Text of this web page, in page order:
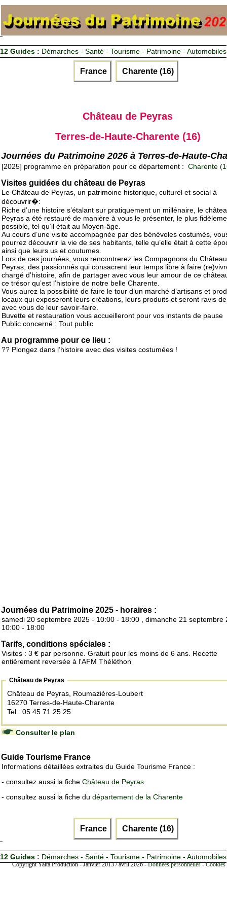
12 Guides : Démarches - Santé - Tourisme - Patrimoine - Automobiles
France Charente (16)
Château de Peyras
Terres-de-Haute-Charente (16)
Journées du Patrimoine 2026 à Terres-de-Haute-
[2025] programme en préparation pour ce département : Charente
Visites guidées du château de Peyras
Le Château de Peyras, un patrimoine historique, culturel et social à
découvrir�:
Riche d’une histoire s’étalant sur pratiquement un millénaire, le
Peyras a été restauré de manière à vous le présenter, le plus
possible, tel qu’il était au Moyen-âge.
Au cours d’une visite accompagnée par des bénévoles costumés,
pourrez découvrir la vie de ses habitants, telle qu’elle était à cette
ainsi que leurs us et coutumes.
Lors de ces journées, vous rencontrerez les Compagnons du
Peyras, des passionnés qui consacrent leur temps libre à faire
chargé d’histoire, afin de partager avec vous leur amour de ce
ce trésor qu’est l’histoire de notre belle Charente.
Vous aurez la possibilité de faire le tour d’un marché d’artisans et
locaux qui exposeront leurs créations, leurs produits et seront ravis
avec vous de leur savoir-faire.
Buvette et restauration vous accueilleront pour vos instants de pause
Public concerné : Tout public
Au programme pour ce lieu :
?? Plongez dans l’histoire avec des visites costumées !
Journées du Patrimoine 2025 - horaires :
samedi 20 septembre 2025 - 10:00 - 18:00 , dimanche 21 septembre
10:00 - 18:00
Tarifs, conditions spéciales :
Visites : 3 € par personne. Gratuit pour les moins de 6 ans. Recette
entièrement reversée à l'AFM Théléthon
Château de Peyras
Château de Peyras, Roumazières-Loubert
16270 Terres-de-Haute-Charente
Tel : 05 45 71 25 25
Consulter le plan
Guide Tourisme France
Informations détaillées extraites du Guide Tourisme France :
- consultez aussi la fiche Château de Peyras
- consultez aussi la fiche du département de la Charente
France Charente (16)
12 Guides : Démarches - Santé - Tourisme - Patrimoine - Automobiles
Copyright Yalta Production - Janvier 2013 / avril 2026 -Données personnelles -